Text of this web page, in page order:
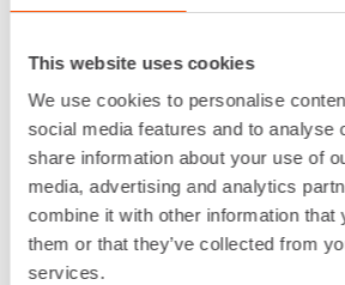
This website uses cookies
We use cookies to personalise
social media features and to analyse
share information about your use of
media, advertising and analytics
combine it with other information that
them or that they’ve collected from
services.
Käyttövoima
Liitäntäyhteen halkaisija
4" / 100 mm
Pumpattavan veden suurin
7,5 mm
Sähköliitäntä
16 A